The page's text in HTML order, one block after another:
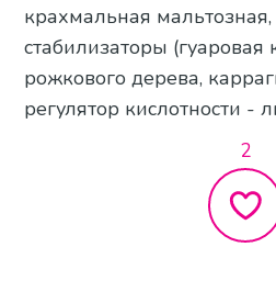
крахмальная мальтозная,
стабилизаторы
рожкового дерева,
регулятор кислотности -
2